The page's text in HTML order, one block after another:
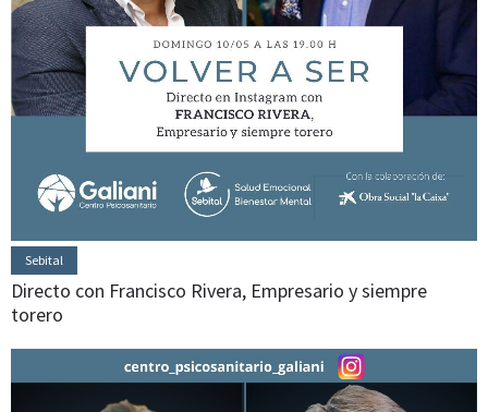
Sebital
Directo con Francisco Rivera, Empresario y siempre
torero